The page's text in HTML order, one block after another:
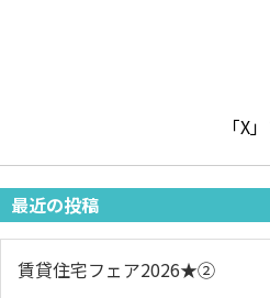
「X
最近の投稿
賃貸住宅フェア2026★➁